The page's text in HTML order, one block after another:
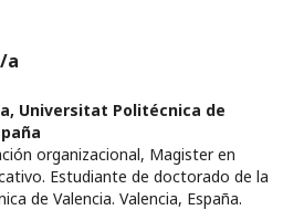
a
Universitat Politécnica de
organizacional, Magister en
Estudiante de doctorado de la
de Valencia. Valencia, España.